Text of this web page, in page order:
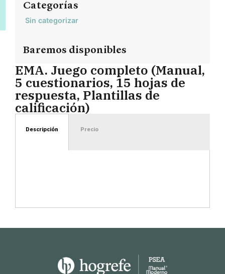
Categorías
Sin categorizar
Baremos disponibles
EMA. Juego completo (Manual,
5 cuestionarios, 15 hojas de
respuesta, Plantillas de
calificación)
Descripción Precio